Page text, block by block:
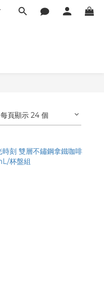
每頁顯示 24 個